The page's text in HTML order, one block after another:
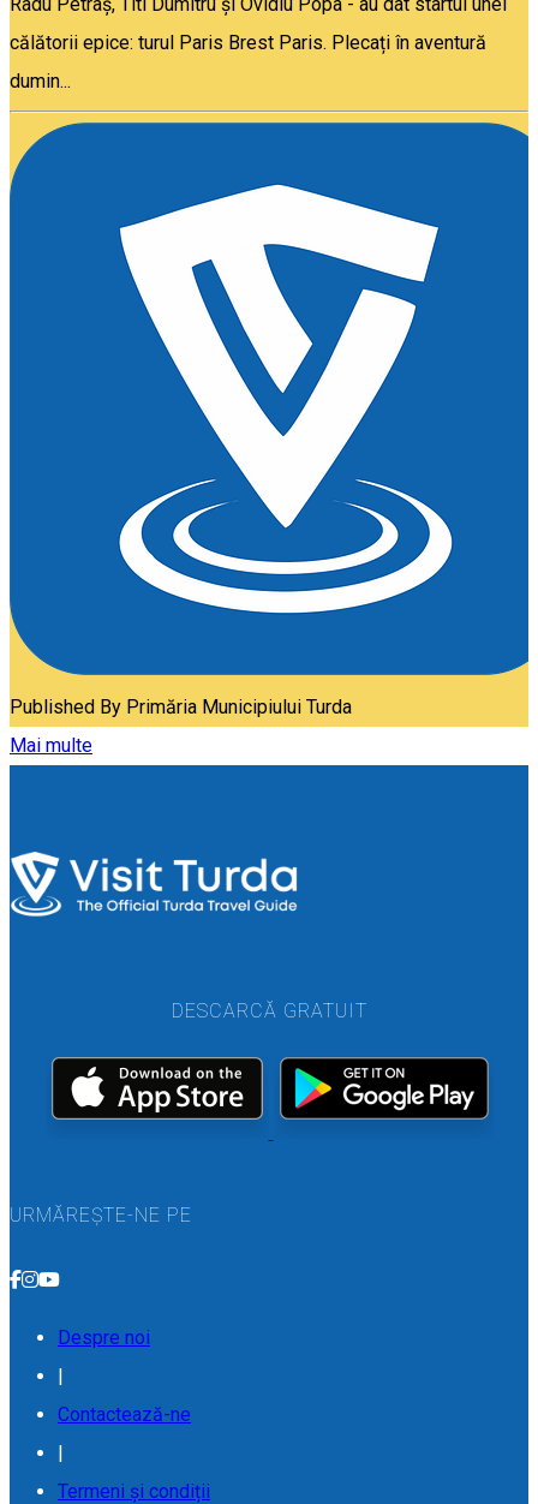
Radu Petraș, Titi Dumitru și Ovidiu Popa - au dat startul unei
călătorii epice: turul Paris Brest Paris. Plecați în aventură
dumin...
Published By Primăria Municipiului Turda
Mai multe
DESCARCĂ GRATUIT
URMĂREȘTE-NE PE
Despre noi
|
Contactează-ne
|
Termeni și condiții